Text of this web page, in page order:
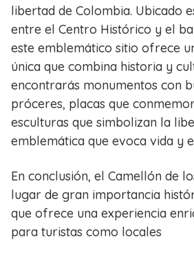
libertad de Colombia. Ubicado
entre el Centro Histórico y el
este emblemático sitio ofrece
única que combina historia y
encontrarás monumentos con
próceres, placas que
esculturas que simbolizan la
emblemática que evoca vida y
En conclusión, el Camellón de
lugar de gran importancia
que ofrece una experiencia
para turistas como locales